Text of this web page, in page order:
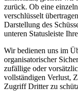
zurück. Ob eine
verschlüsselt
Darstellung des
unteren Statusleiste
Wir bedienen uns im
organisatorischer
zufällige oder
vollständigen Verlust,
Zugriff Dritter zu